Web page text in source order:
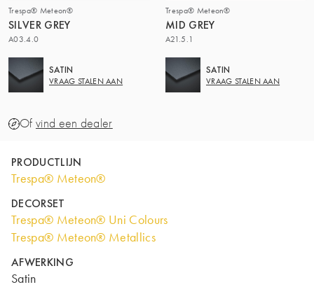
Trespa® Meteon®
SILVER GREY
A03.4.0
SATIN
VRAAG STALEN AAN
Trespa® Meteon®
MID GREY
A21.5.1
SATIN
VRAAG STALEN AAN
Of vind een dealer
PRODUCTLIJN
Trespa® Meteon®
DECORSET
Trespa® Meteon® Uni Colours
Trespa® Meteon® Metallics
AFWERKING
Satin